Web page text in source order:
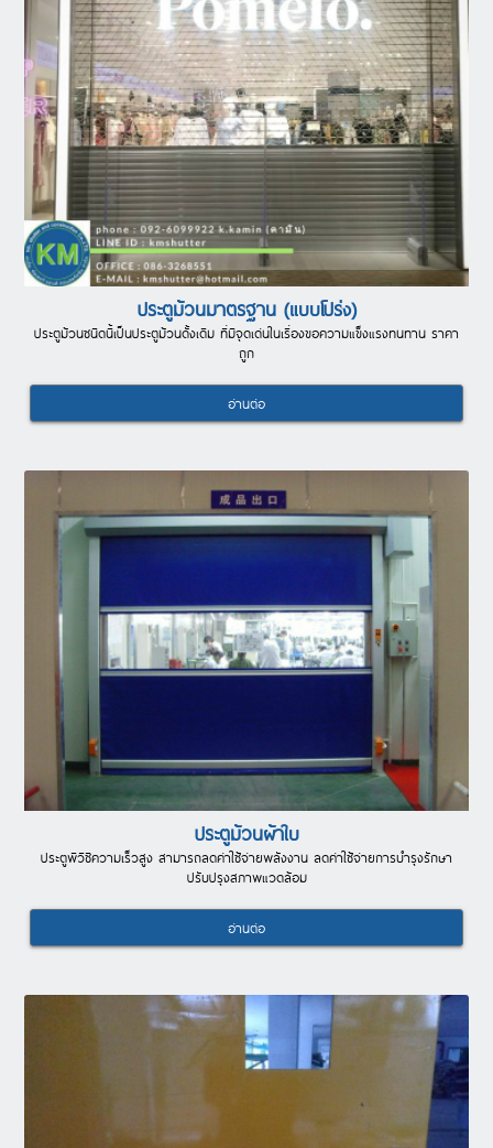
ประตูม้วนมาตรฐาน (แบบโปร่ง)
ประตูม้วนชนิดนี้เป็นประตูม้วนดั้งเดิม ที่มีจุดเด่นในเรื่องขอความแข็งแรงทนทาน ราคา
ถูก
อ่านต่อ
ประตูม้วนผ้าใบ
ประตูพีวีซีความเร็วสูง สามารถลดค่าใช้จ่ายพลังงาน ลดค่าใช้จ่ายการบำรุงรักษา
ปรับปรุงสภาพแวดล้อม
อ่านต่อ